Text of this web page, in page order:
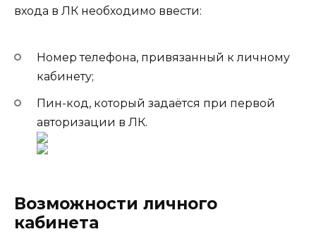
входа в ЛК необходимо ввести:
Номер телефона, привязанный к личному
кабинету;
Пин-код, который задаётся при первой
авторизации в ЛК.
Возможности личного
кабинета